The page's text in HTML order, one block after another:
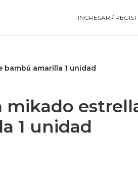
INGRESAR /
amarilla 1 unidad
mikado
1 unidad